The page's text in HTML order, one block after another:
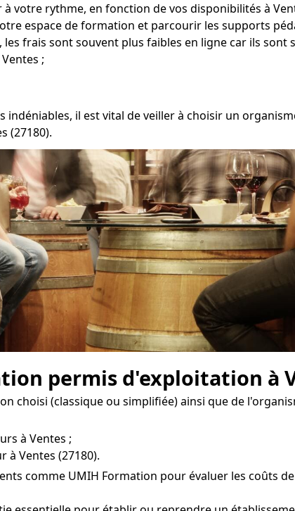
votre rythme, en fonction de vos disponibilités à
espace de formation et parcourir les supports
frais sont souvent plus faibles en ligne car ils sont
;
il est vital de veiller à choisir un
(27180).
permis d'exploitation à
choisi (classique ou simplifiée) ainsi que de
à Ventes ;
à Ventes (27180).
comme UMIH Formation pour évaluer les coûts